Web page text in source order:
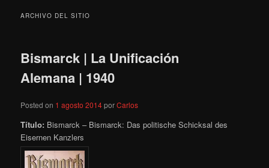
ARCHIVO DEL SITIO
Bismarck | La Unificación
Alemana | 1940
Posted on 1 agosto 2014porCarlos
Título: Bismarck – Bismarck: Das politische Schicksal des
Eisernen Kanzlers